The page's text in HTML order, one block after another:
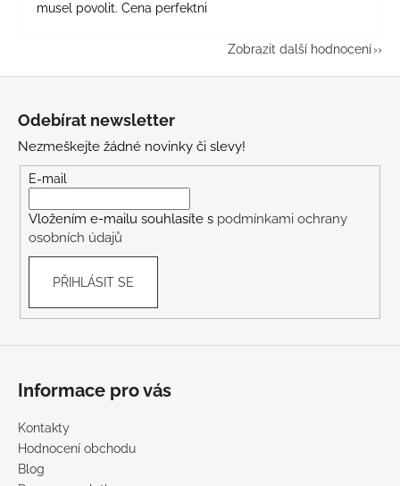
musel povolit. Cena perfektni
Zobrazit další hodnocení
Odebírat newsletter
Nezmeškejte žádné novinky či slevy!
E-mail
Vložením e-mailu souhlasíte s podmínkami ochrany
osobních údajů
PŘIHLÁSIT SE
Informace pro vás
Kontakty
Hodnocení obchodu
Blog